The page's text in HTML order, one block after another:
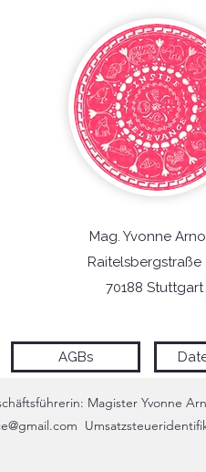
Mag. Yvonne
Raitelsbergstraße
70188 Stuttgart
AGBs
Magister Yvonne